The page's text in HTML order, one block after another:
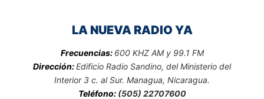
LA NUEVA RADIO YA
Frecuencias: 600 KHZ AM y 99.1 FM
Dirección:Edificio Radio Sandino, del Ministerio del
Interior 3 c. al Sur. Managua, Nicaragua.
Teléfono: (505) 22707600